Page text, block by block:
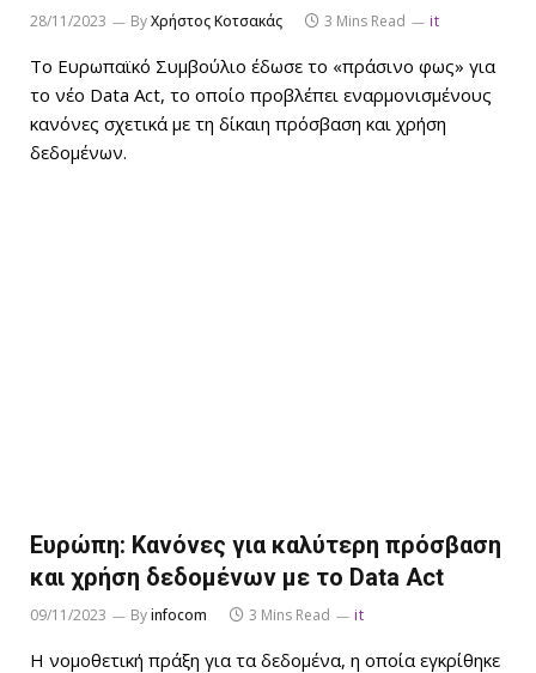
28/11/2023 ByΧρήστος Κοτσακάς 3 Mins Read it
Το Ευρωπαϊκό Συμβούλιο έδωσε το «πράσινο φως» για
το νέο Data Act, το οποίο προβλέπει εναρμονισμένους
κανόνες σχετικά με τη δίκαιη πρόσβαση και χρήση
δεδομένων.
Ευρώπη: Κανόνες για καλύτερη πρόσβαση
και χρήση δεδομένων με το Data Act
09/11/2023 Byinfocom 3 Mins Read it
Η νομοθετική πράξη για τα δεδομένα, η οποία εγκρίθηκε